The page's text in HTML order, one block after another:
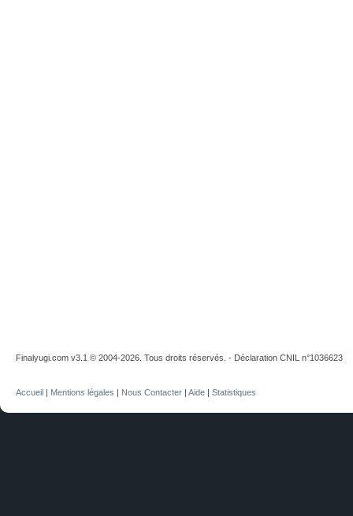
Finalyugi.com v3.1 © 2004-2026. Tous droits réservés. - Déclaration CNIL n°1036623
Accueil | Mentions légales | Nous Contacter | Aide | Statistiques